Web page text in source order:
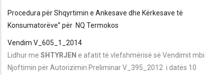
Procedura për Shqyrtimin e Ankesave dhe Kërkesave të
Konsumatorëve” për NQ Termokos
Vendim V_605_1_2014
Lidhur me SHTYRJEN e afatit të vlefshmërisë së Vendimit mbi
Njoftimin për Autorizimin Preliminar V_395_2012 i datës 10